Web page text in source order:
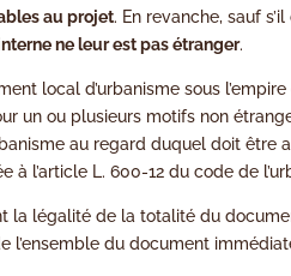
au projet. En revanche, sauf
ne leur est pas étranger.
local d’urbanisme sous
un ou plusieurs motifs non
au regard duquel doit
l’article L. 600-12 du code de
légalité de la totalité du
du document